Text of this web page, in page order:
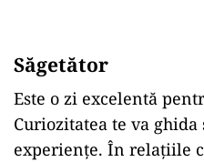
Săgetător
Este o zi excelentă
Curiozitatea te va
experiențe. În relațiile